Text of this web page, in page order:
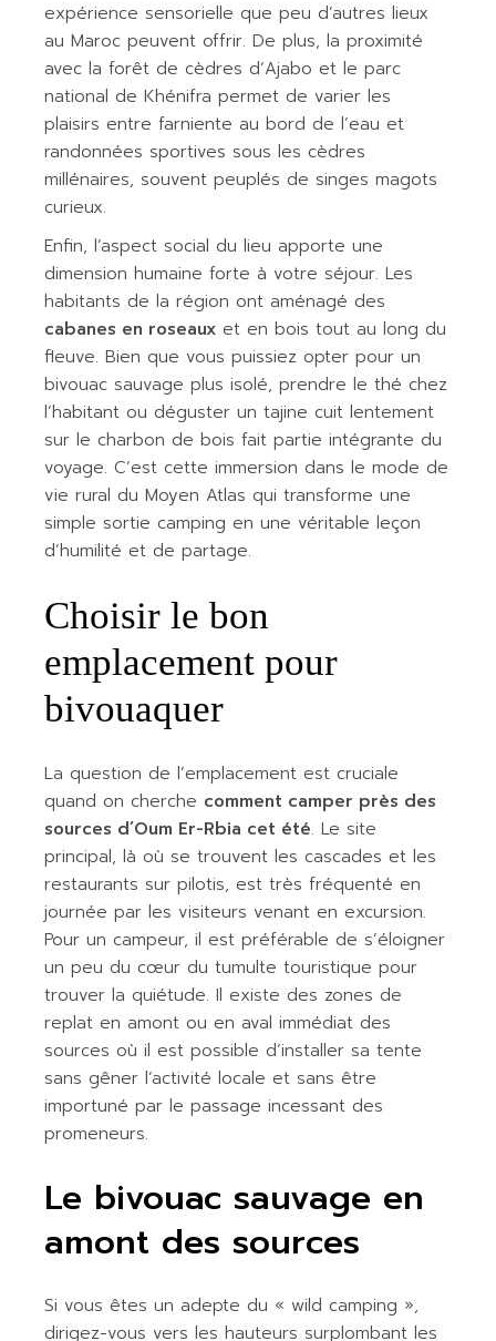
expérience sensorielle que peu d’autres lieux
au Maroc peuvent offrir. De plus, la proximité
avec la forêt de cèdres d’Ajabo et le parc
national de Khénifra permet de varier les
plaisirs entre farniente au bord de l’eau et
randonnées sportives sous les cèdres
millénaires, souvent peuplés de singes magots
curieux.
Enfin, l’aspect social du lieu apporte une
dimension humaine forte à votre séjour. Les
habitants de la région ont aménagé des
cabanes en roseaux et en bois tout au long du
fleuve. Bien que vous puissiez opter pour un
bivouac sauvage plus isolé, prendre le thé chez
l’habitant ou déguster un tajine cuit lentement
sur le charbon de bois fait partie intégrante du
voyage. C’est cette immersion dans le mode de
vie rural du Moyen Atlas qui transforme une
simple sortie camping en une véritable leçon
d’humilité et de partage.
Choisir le bon
emplacement pour
bivouaquer
La question de l’emplacement est cruciale
quand on cherche comment camper près des
sources d’Oum Er-Rbia cet été. Le site
principal, là où se trouvent les cascades et les
restaurants sur pilotis, est très fréquenté en
journée par les visiteurs venant en excursion.
Pour un campeur, il est préférable de s’éloigner
un peu du cœur du tumulte touristique pour
trouver la quiétude. Il existe des zones de
replat en amont ou en aval immédiat des
sources où il est possible d’installer sa tente
sans gêner l’activité locale et sans être
importuné par le passage incessant des
promeneurs.
Le bivouac sauvage en
amont des sources
Si vous êtes un adepte du « wild camping »,
dirigez-vous vers les hauteurs surplombant les